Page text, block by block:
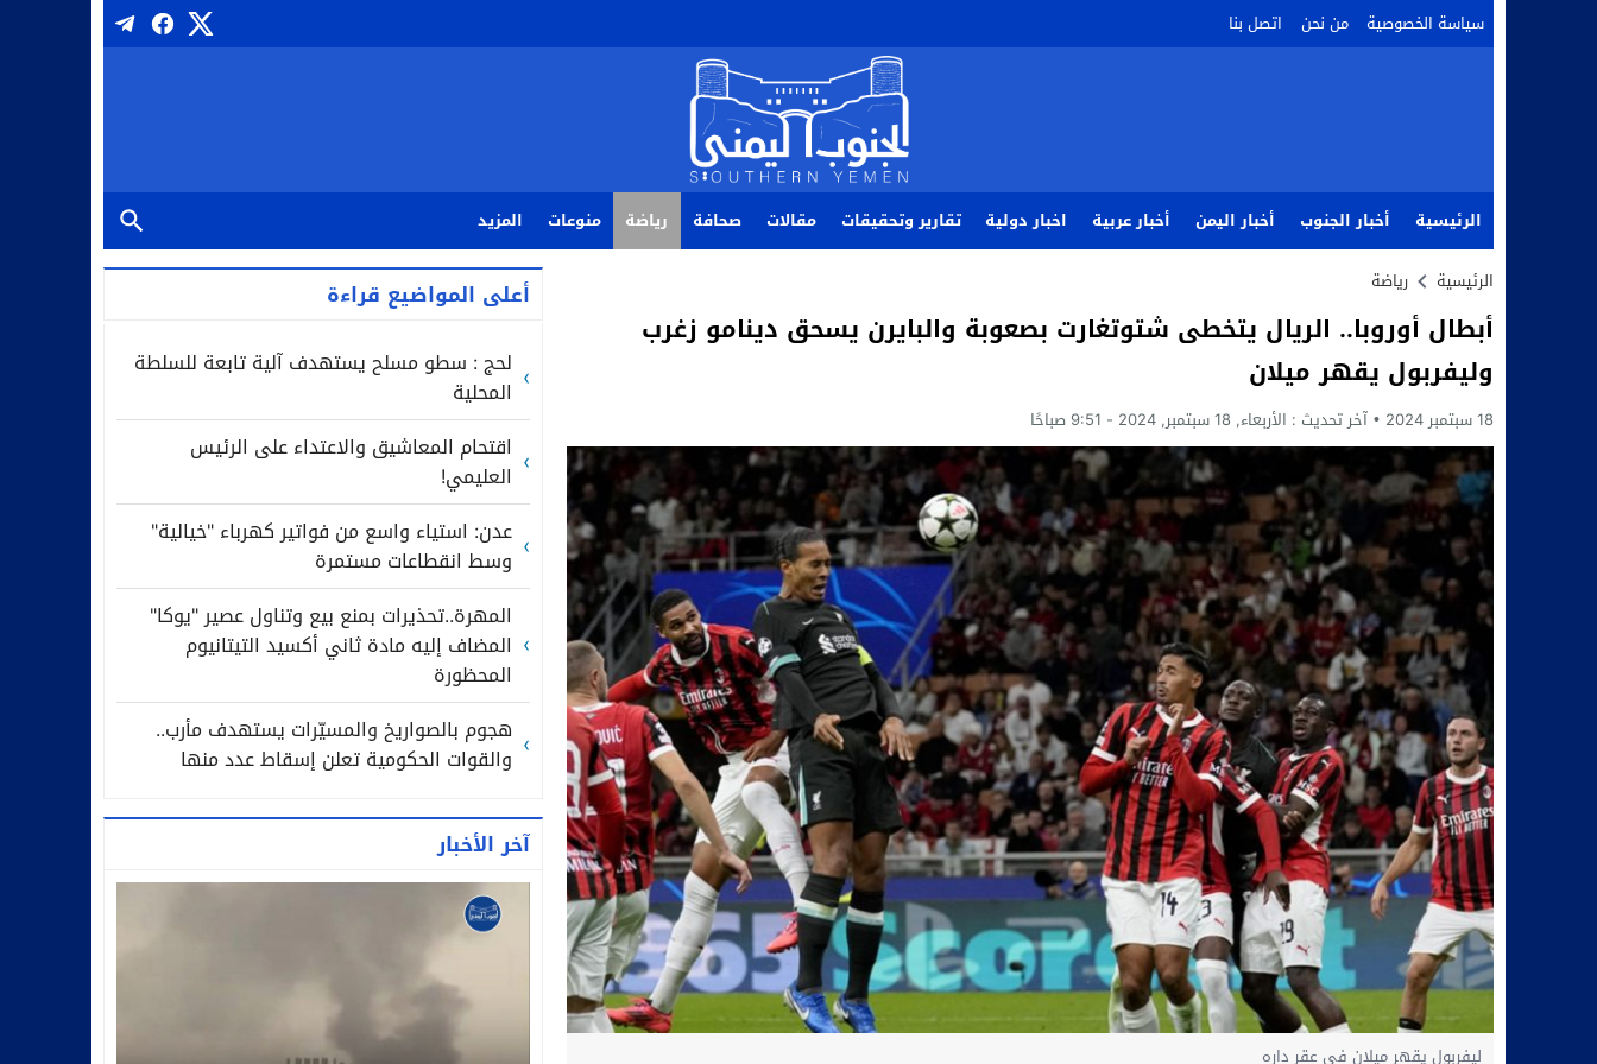
سياسة الخصوصية من نحن اتصل بنا
الرئيسية أخبار الجنوب أخبار اليمن أخبار عربية اخبار دولية تقارير وتحقيقات مقالات صحافة رياضة منوعات المزيد
الرئيسية رياضة
أبطال أوروبا.. الريال يتخطى شتوتغارت بصعوبة والبايرن يسحق دينامو زغرب
وليفربول يقهر ميلان
18 سبتمبر 2024 آخر تحديث : الأربعاء, 18 سبتمبر, 2024 - 9:51 صباحًا
ليفربول يقهر ميلان في عقر داره
أعلى المواضيع قراءة
لحج : سطو مسلح يستهدف آلية تابعة للسلطة
المحلية
اقتحام المعاشيق والاعتداء على الرئيس
العليمي!
عدن: استياء واسع من فواتير كهرباء "خيالية"
وسط انقطاعات مستمرة
المهرة..تحذيرات بمنع بيع وتناول عصير "يوكا"
المضاف إليه مادة ثاني أكسيد التيتانيوم
المحظورة
هجوم بالصواريخ والمسيّرات يستهدف مأرب..
والقوات الحكومية تعلن إسقاط عدد منها
آخر الأخبار